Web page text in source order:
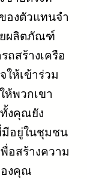
องตัวแทนจำ
ผลิตภัณฑ์
สร้างเครือ
ห้เข้าร่วม
ห้พวกเขา
งคุณยัง
มีอยู่ในชุมชน
อสร้างความ
องคุณ